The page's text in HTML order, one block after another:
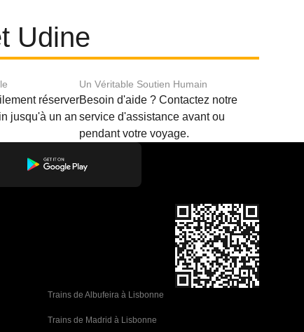
Udine
réserver
jusqu'à un an
Un Véritable Soutien Humain
Besoin d'aide ? Contactez notre
service d'assistance avant ou
pendant votre voyage.
Trains de Albufeira à Lisbonne
Trains de Madrid à Lisbonne